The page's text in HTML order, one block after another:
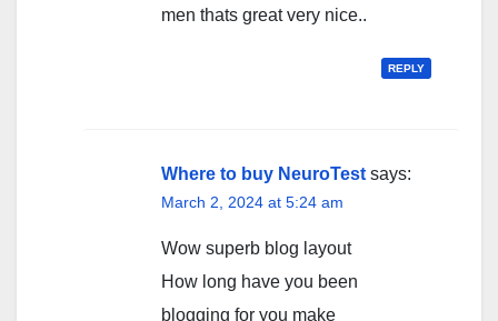
men thats great very nice..
REPLY
Where to buy NeuroTest says:
March 2, 2024 at 5:24 am
Wow superb blog layout
How long have you been
blogging for you make